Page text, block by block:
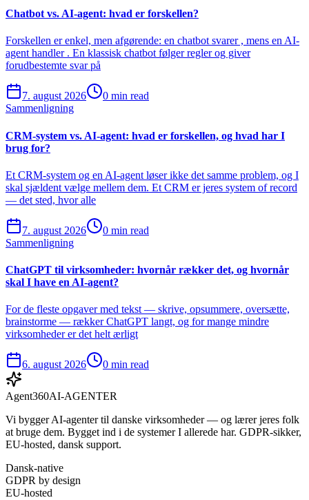
Chatbot vs. AI-agent: hvad er forskellen?
Forskellen er enkel, men afgørende: en chatbot svarer , mens en AI-
agent handler . En klassisk chatbot følger regler og giver
forudbestemte svar på
7. august 2026
0 min read
Sammenligning
CRM-system vs. AI-agent: hvad er forskellen, og hvad har I
brug for?
Et CRM-system og en AI-agent løser ikke det samme problem, og I
skal sjældent vælge mellem dem. Et CRM er jeres system of record
— det sted, hvor alle
7. august 2026
0 min read
Sammenligning
ChatGPT til virksomheder: hvornår rækker det, og hvornår
skal I have en AI-agent?
For de fleste opgaver med tekst — skrive, opsummere, oversætte,
brainstorme — rækker ChatGPT langt, og for mange mindre
virksomheder er det helt ærligt
6. august 2026 0 min read
Agent360AI-AGENTER
Vi bygger AI-agenter til danske virksomheder — og lærer jeres folk
at bruge dem. Bygget ind i de systemer I allerede har. GDPR-sikker,
EU-hosted, dansk support.
Dansk-native
GDPR by design
EU-hosted